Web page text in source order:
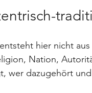
hier nicht
Nation,
wer dazugehört